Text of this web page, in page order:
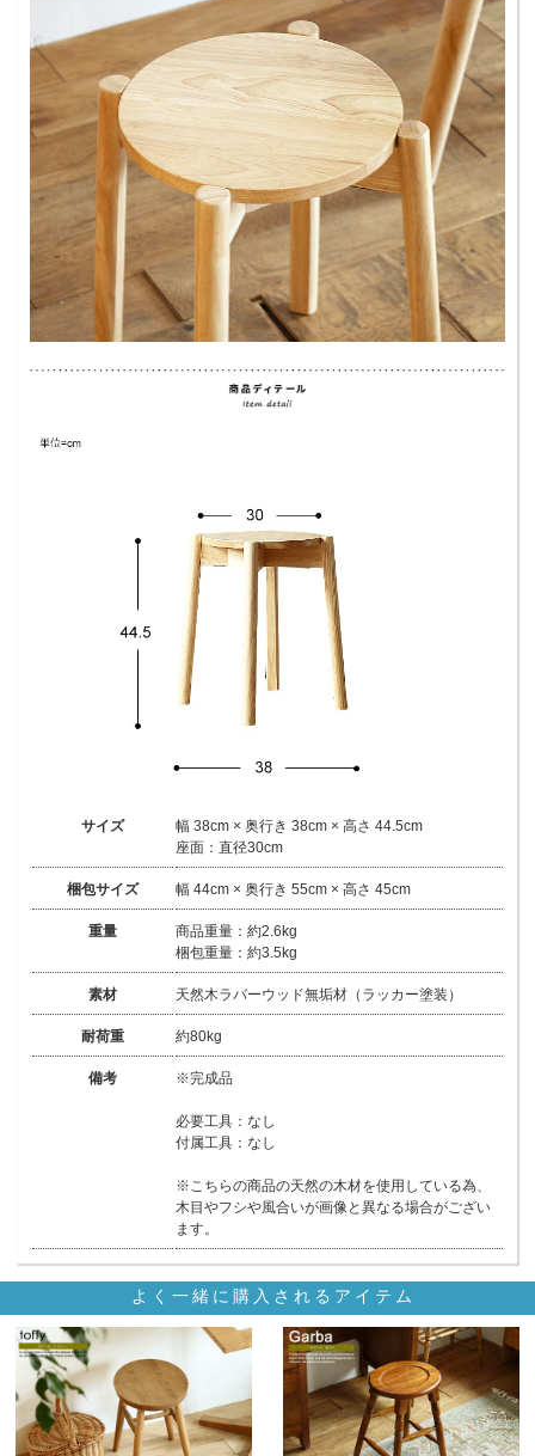
サイズ
幅 38cm × 奥行き 38cm × 高さ 44.5cm
座面：直径30cm
梱包サイズ 幅 44cm × 奥行き 55cm × 高さ 45cm
重量
商品重量：約2.6kg
梱包重量：約3.5kg
素材 天然木ラバーウッド無垢材（ラッカー塗装）
耐荷重 約80kg
備考 ※完成品
必要工具：なし
付属工具：なし
※こちらの商品の天然の木材を使用している為、
木目やフシや風合いが画像と異なる場合がござい
ます。
よく一緒に購入されるアイテム